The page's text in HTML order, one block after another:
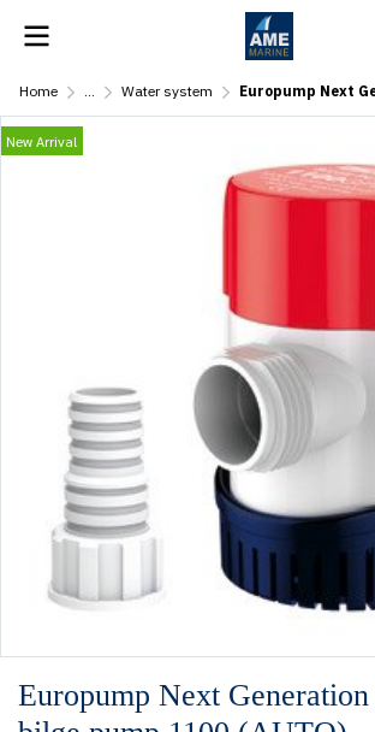
Home ... Water system Europump Next Generation
New Arrival
Europump Next